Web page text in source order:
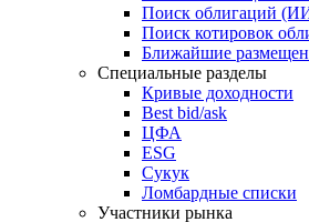
Поиск облигаций
Поиск котировок
Ближайшие
Специальные разделы
Кривые доходности
Best bid/ask
ЦФА
ESG
Сукук
Ломбардные списки
Участники рынка